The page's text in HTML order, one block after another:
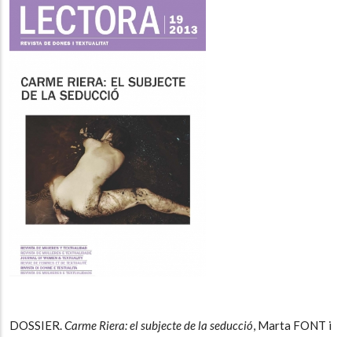
DOSSIER. Carme Riera: el subjecte de la seducció , Marta FONT i